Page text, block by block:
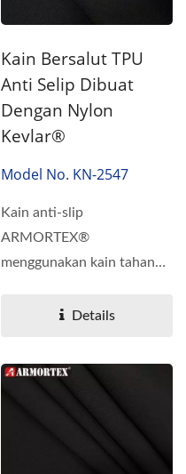
Kain Bersalut TPU
Anti Selip Dibuat
Dengan Nylon
Kevlar®
Model No. KN-2547
Kain anti-slip
ARMORTEX®
menggunakan kain tahan
dilaminasi dengan lapisan...
Details